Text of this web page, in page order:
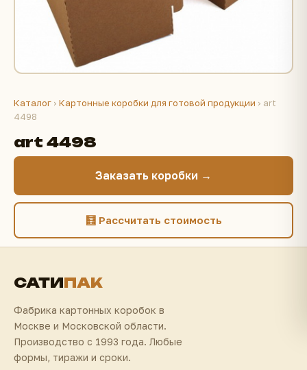
Каталог › Картонные коробки для готовой продукции › art
4498
art 4498
Заказать коробки →
🧮 Рассчитать стоимость
САТИПАК
Фабрика картонных коробок в
Москве и Московской области.
Производство с 1993 года. Любые
формы, тиражи и сроки.